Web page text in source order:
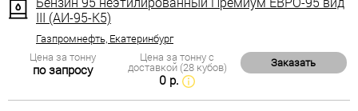
III (АИ-95-К5)
Газпромнефть, Екатеринбург
Цена за тонну
по запросу
Цена за тонну с
доставкой (28 кубов)
0 р.
Заказать